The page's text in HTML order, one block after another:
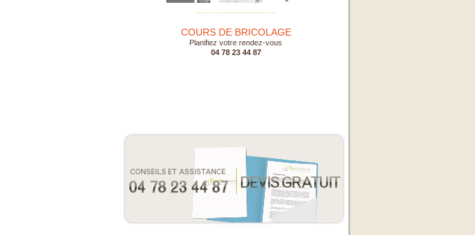
COURS DE BRICOLAGE
Planifiez votre rendez-vous
04 78 23 44 87